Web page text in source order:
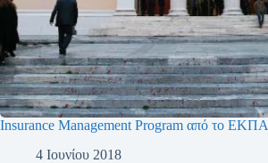
Insurance Management Program από το ΕΚΠΑ
4 Ιουνίου 2018